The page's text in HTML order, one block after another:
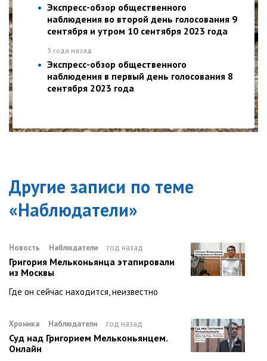
Экспресс-обзор общественного
наблюдения во второй день голосования 9
сентября и утром 10 сентября 2023 года
3 года назад
Экспресс-обзор общественного
наблюдения в первый день голосования 8
сентября 2023 года
Другие записи по теме
«Наблюдатели»
Новость Наблюдатели год назад
Григория Мельконьянца этапировали
из Москвы
Где он сейчас находится, неизвестно
Хроника Наблюдатели год назад
Суд над Григорием Мельконьянцем.
Онлайн